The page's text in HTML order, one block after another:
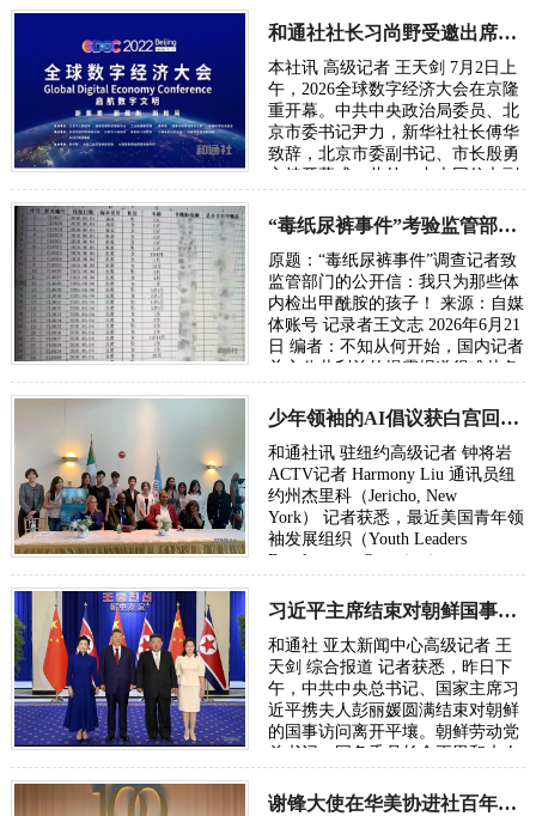
年后，…
和通社社长习尚野受邀出席2026年全球数字经济大会
本社讯 高级记者 王天剑 7月2日上
午，2026全球数字经济大会在京隆
重开幕。中共中央政治局委员、北
京市委书记尹力，新华社社长傅华
致辞，北京市委副书记、市长殷勇
主持开幕式。此外，中央网信办副
国家发…
“毒纸尿裤事件”考验监管部门的党性初心与执法能力
原题：“毒纸尿裤事件”调查记者致
监管部门的公开信：我只为那些体
内检出甲酰胺的孩子！ 来源：自媒
体账号 记录者王文志 2026年6月21
日 编者：不知从何开始，国内记者
关心公共利益的揭露报道很难从各
或者…
少年领袖的AI倡议获白宫回信：总统鼓励下一代投身AI时代
和通社讯 驻纽约高级记者 钟将岩
ACTV记者 Harmony Liu 通讯员纽
约州杰里科（Jericho, New
York） 记者获悉，最近美国青年领
袖发展组织（Youth Leaders
Development Organization，
AI与信息技术负责人Eric …
习近平主席结束对朝鲜国事访问昨日已返京
和通社 亚太新闻中心高级记者 王
天剑 综合报道 记者获悉，昨日下
午，中共中央总书记、国家主席习
近平携夫人彭丽媛圆满结束对朝鲜
的国事访问离开平壤。朝鲜劳动党
总书记、国务委员长金正恩和夫人
人彭丽媛…
谢锋大使在华美协进社百年庆典礼赞新时代东西方文明交流